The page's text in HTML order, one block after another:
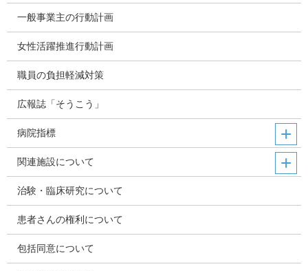
一般事業主の行動計画
女性活躍推進行動計画
職員の負担軽減対策
広報誌「そうこう」
病院指標
関連施設について
治験・臨床研究について
患者さんの権利について
包括同意について